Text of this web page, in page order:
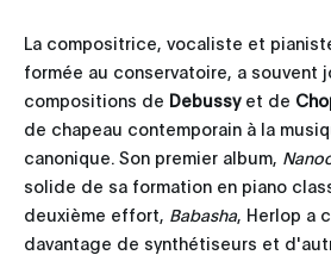
La compositrice, vocaliste et
formée au conservatoire, a souvent
compositions de Debussyet de
de chapeau contemporain à la
canonique. Son premier album,
solide de sa formation en piano
deuxième effort, Babasha , Herlop a
davantage de synthétiseurs et